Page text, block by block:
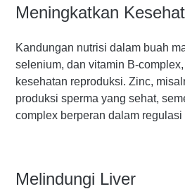
Meningkatkan
Kandungan nutrisi dalam buah
selenium, dan vitamin B-
kesehatan reproduksi. Zinc,
produksi sperma yang sehat,
complex berperan dalam
Melindungi Liver